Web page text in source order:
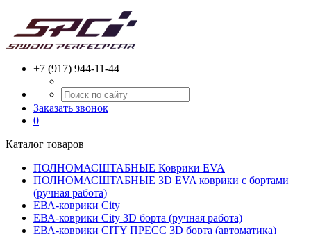
+7 (917) 944-11-44
Заказать звонок
0
Каталог товаров
ПОЛНОМАСШТАБНЫЕ Коврики EVA
ПОЛНОМАСШТАБНЫЕ 3D EVA коврики с бортами
(ручная работа)
ЕВА-коврики City
ЕВА-коврики City 3D борта (ручная работа)
ЕВА-коврики CITY ПРЕСС 3D борта (автоматика)